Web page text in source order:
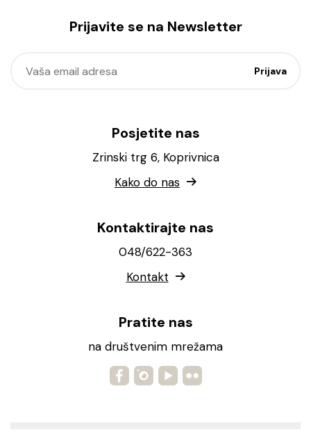
Prijavite se na Newsletter
Posjetite nas
Zrinski trg 6, Koprivnica
Kako do nas
Kontaktirajte nas
048/622-363
Kontakt
Pratite nas
na društvenim mrežama